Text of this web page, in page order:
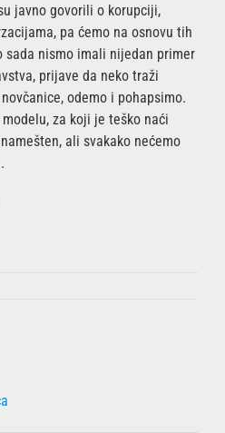
javno govorili o korupciji,
pa ćemo na osnovu tih
nismo imali nijedan primer
prijave da neko traži
odemo i pohapsimo.
za koji je teško naći
ali svakako nećemo